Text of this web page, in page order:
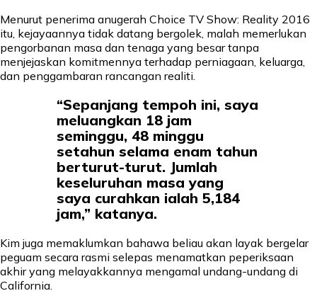
Menurut penerima anugerah Choice TV Show: Reality 2016
itu, kejayaannya tidak datang bergolek, malah memerlukan
pengorbanan masa dan tenaga yang besar tanpa
menjejaskan komitmennya terhadap perniagaan, keluarga,
dan penggambaran rancangan realiti.
“Sepanjang tempoh ini, saya
meluangkan 18 jam
seminggu, 48 minggu
setahun selama enam tahun
berturut-turut. Jumlah
keseluruhan masa yang
saya curahkan ialah 5,184
jam,” katanya.
Kim juga memaklumkan bahawa beliau akan layak bergelar
peguam secara rasmi selepas menamatkan peperiksaan
akhir yang melayakkannya mengamal undang-undang di
California.